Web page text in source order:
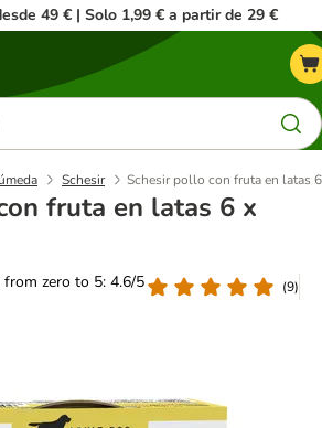
49 € | Solo 1,99 € a partir de 29 €
Schesir Schesir pollo con fruta en latas
fruta en latas 6 x
zero to 5: 4.6/5
(9)